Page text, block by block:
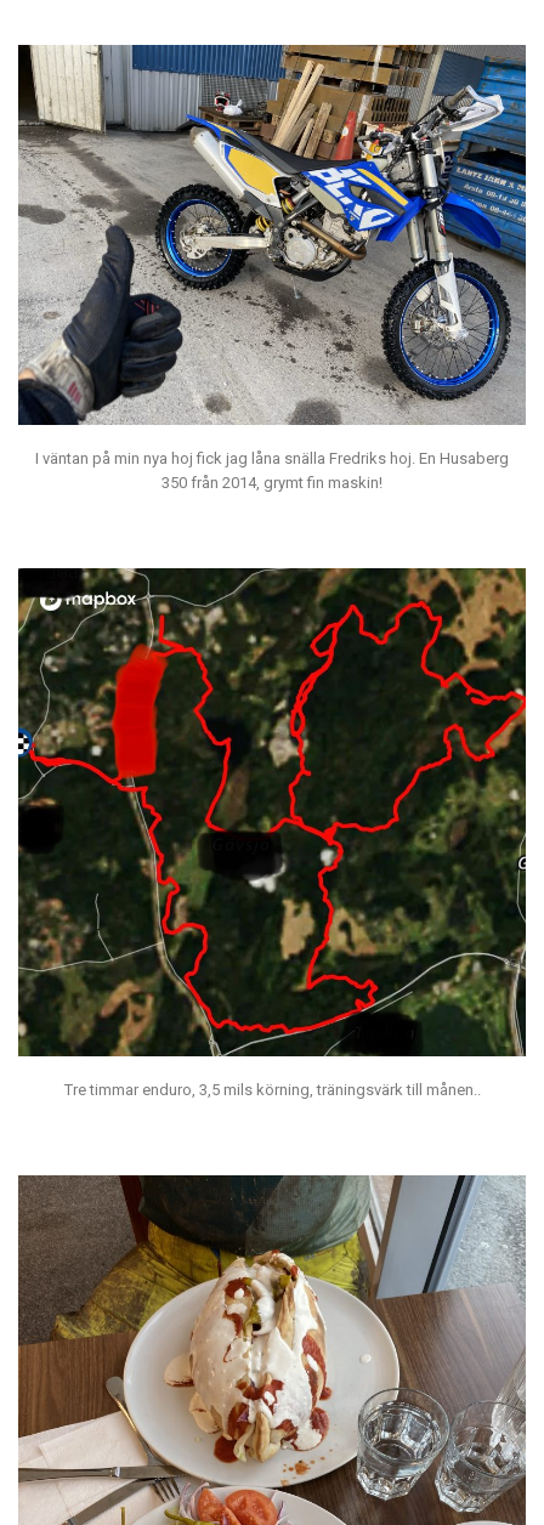
I väntan på min nya hoj fick jag låna snälla Fredriks hoj. En Husaberg
350 från 2014, grymt fin maskin!
Tre timmar enduro, 3,5 mils körning, träningsvärk till månen..